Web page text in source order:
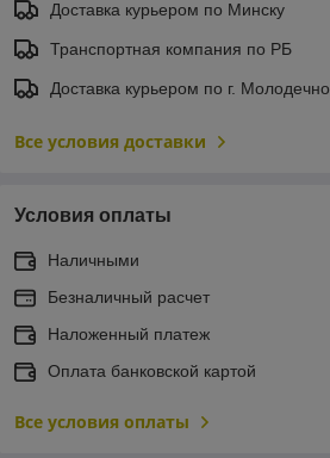
Доставка курьером по Минску
Транспортная компания по РБ
Доставка курьером по г. Молодечно
Все условия доставки
Условия оплаты
Наличными
Безналичный расчет
Наложенный платеж
Оплата банковской картой
Все условия оплаты